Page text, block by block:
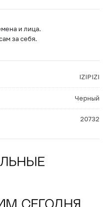
и лица.
за себя.
IZIPIZI
Черный
20732